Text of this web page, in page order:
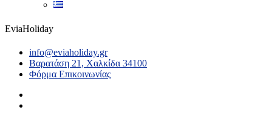
EviaHoliday
info@eviaholiday.gr
Βαρατάση 21, Χαλκίδα 34100
Φόρμα Επικοινωνίας